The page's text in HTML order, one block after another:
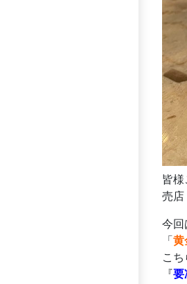
皆様
売店
今回
「 黄
こ
『要